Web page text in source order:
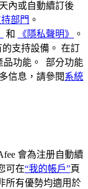
內或自動續訂後
部門 。
和 《隱私聲明》
。
支持設備。 在訂
品功能。 部分功能
信息，請參閱系統
會為注册自動續
可在“我的帳戶”頁
所有優勢均適用於